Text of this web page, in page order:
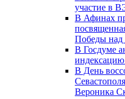
участие в
В Афинах
Победы
В Госдуме
В День
Вероника